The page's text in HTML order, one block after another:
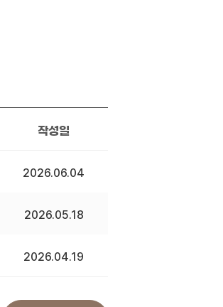
작성일
2026.06.04
2026.05.18
2026.04.19